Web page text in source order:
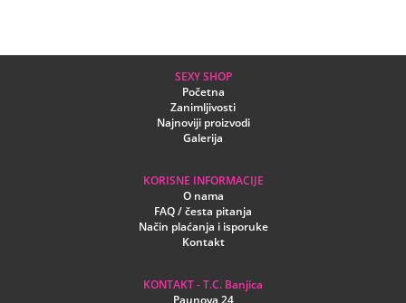
SEXY SHOP
Početna
Zanimljivosti
Najnoviji proizvodi
Galerija
KORISNE INFORMACIJE
O nama
FAQ / česta pitanja
Način plaćanja i isporuke
Kontakt
KONTAKT - T.C. Banjica